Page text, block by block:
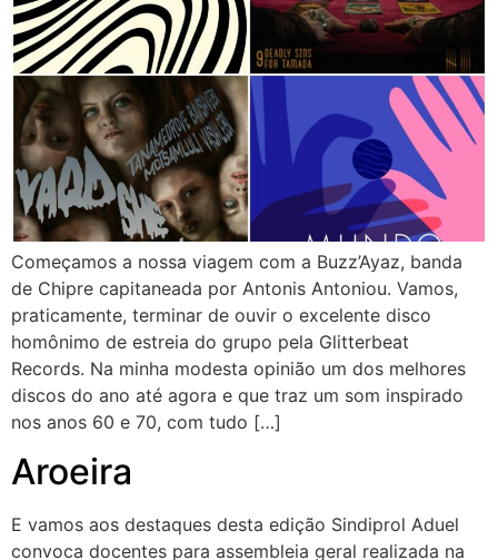
Começamos a nossa viagem com a Buzz’Ayaz, banda
de Chipre capitaneada por Antonis Antoniou. Vamos,
praticamente, terminar de ouvir o excelente disco
homônimo de estreia do grupo pela Glitterbeat
Records. Na minha modesta opinião um dos melhores
discos do ano até agora e que traz um som inspirado
nos anos 60 e 70, com tudo […]
Aroeira
E vamos aos destaques desta edição Sindiprol Aduel
convoca docentes para assembleia geral realizada na